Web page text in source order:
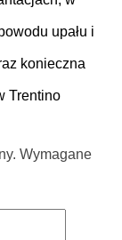
upału i
konieczna
Trentino
Wymagane